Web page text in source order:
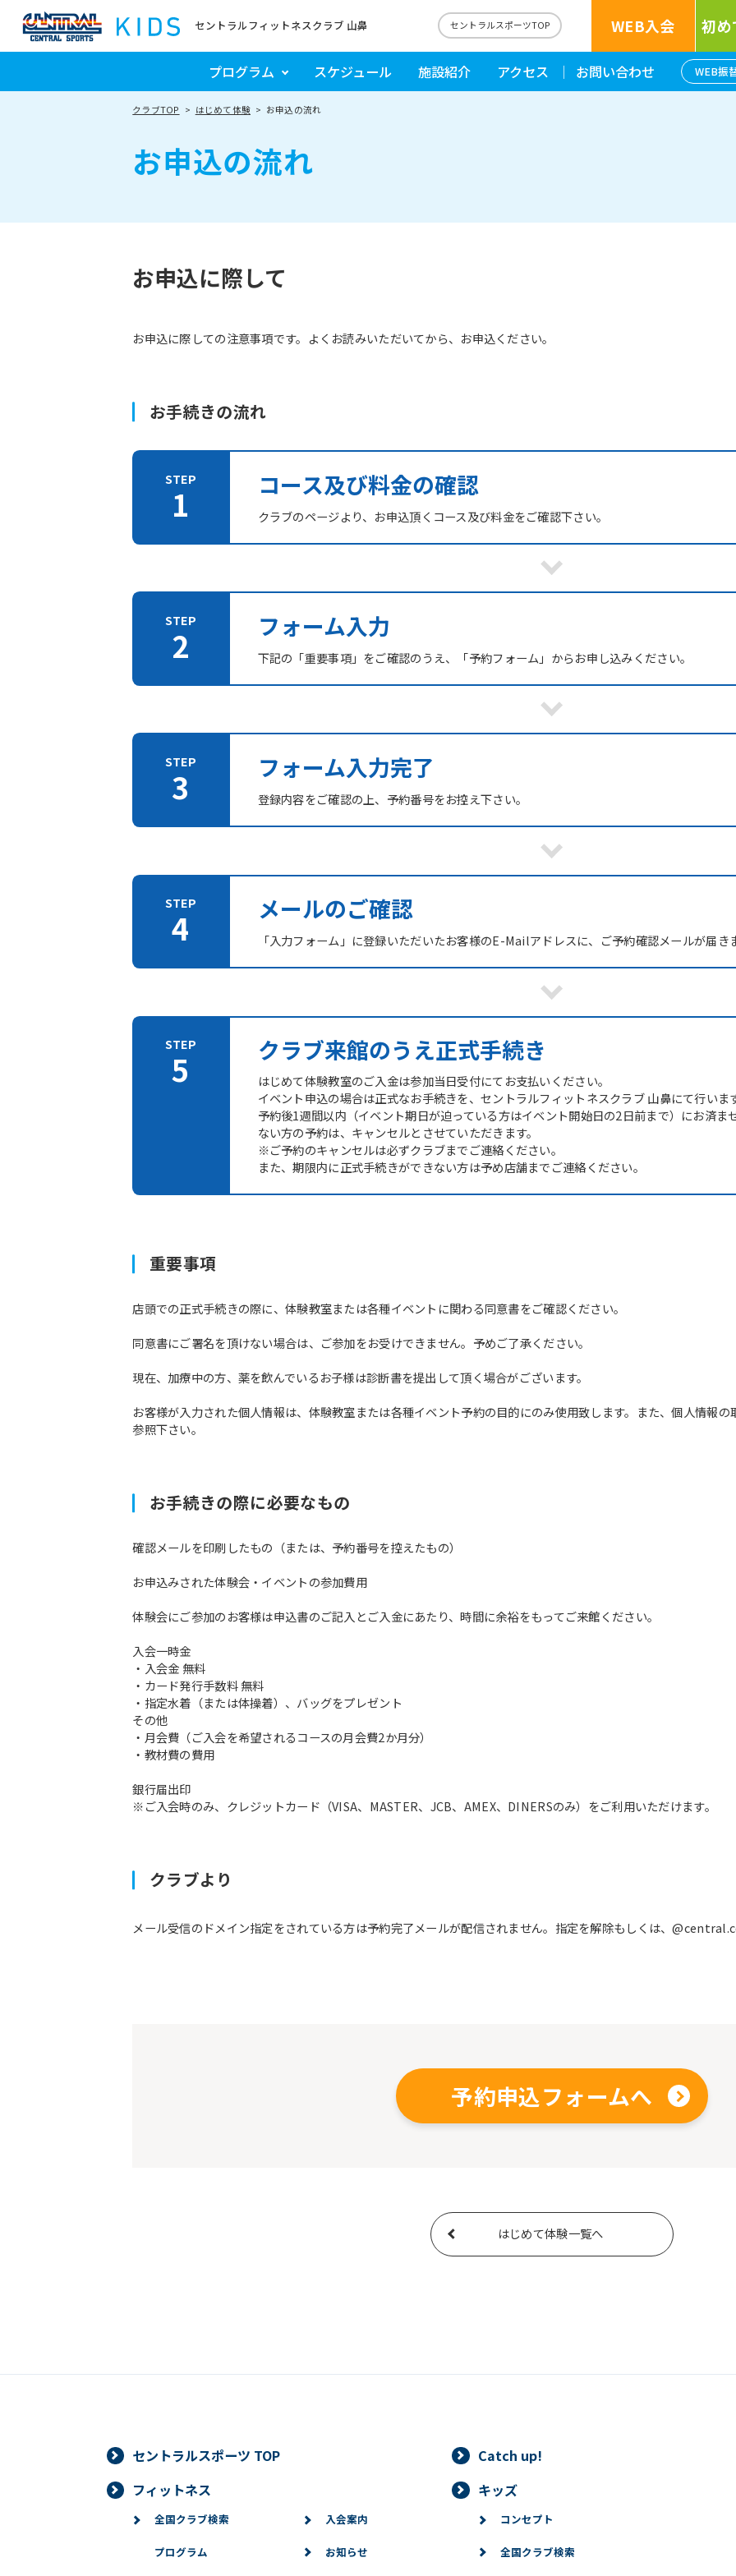
セントラルフィットネスクラブ 山鼻 セントラルスポーツTOP WEB入会 初め
プログラム スケジュール 施設紹介 アクセス お問い合わせ WEB振
クラブTOP はじめて体験 お申込の流れ
お申込の流れ
お申込に際して
お申込に際しての注意事項です。よくお読みいただいてから、お申込ください。
お手続きの流れ
コース及び料金の確認
クラブのページより、お申込頂くコース及び料金をご確認下さい。
フォーム入力
下記の「重要事項」をご確認のうえ、「予約フォーム」からお申し込みください。
フォーム入力完了
登録内容をご確認の上、予約番号をお控え下さい。
メールのご確認
「入力フォーム」に登録いただいたお客様のE-Mailアドレスに、ご予約確認メールが届き
クラブ来館のうえ正式手続き
はじめて体験教室のご入金は参加当日受付にてお支払いください。
イベント申込の場合は正式なお手続きを、セントラルフィットネスクラブ 山鼻にて行いま
予約後1週間以内（イベント期日が迫っている方はイベント開始日の2日前まで）にお済ま
ない方の予約は、キャンセルとさせていただきます。
※ご予約のキャンセルは必ずクラブまでご連絡ください。
また、期限内に正式手続きができない方は予め店舗までご連絡ください。
重要事項
店頭での正式手続きの際に、体験教室または各種イベントに関わる同意書をご確認ください。
同意書にご署名を頂けない場合は、ご参加をお受けできません。予めご了承ください。
現在、加療中の方、薬を飲んでいるお子様は診断書を提出して頂く場合がございます。
お客様が入力された個人情報は、体験教室または各種イベント予約の目的にのみ使用致します。また、個人情報の
参照下さい。
お手続きの際に必要なもの
確認メールを印刷したもの（または、予約番号を控えたもの）
お申込みされた体験会・イベントの参加費用
体験会にご参加のお客様は申込書のご記入とご入金にあたり、時間に余裕をもってご来館ください。
入会一時金
・入会金 無料
・カード発行手数料 無料
・指定水着（または体操着）、バッグをプレゼント
その他
・月会費（ご入会を希望されるコースの月会費2か月分）
・教材費の費用
銀行届出印
※ご入会時のみ、クレジットカード（VISA、MASTER、JCB、AMEX、DINERSのみ）をご利用いただけます。
クラブより
メール受信のドメイン指定をされている方は予約完了メールが配信されません。指定を解除もしくは、
予約申込フォームへ
はじめて体験一覧へ
For foreigners
Central Sports official website is
automatically translated into
English. Click the link below (start
automatic translation) to return to
The translation may differ from the
セントラルスポーツ TOP
Catch up!
フィットネス
全国クラブ検索
プログラム
入会案内
お知らせ
キッズ
コンセプト
全国クラブ検索